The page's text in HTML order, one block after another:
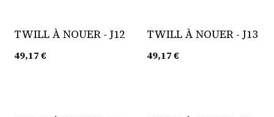
TWILL À NOUER - J12
49,17€
TWILL À NOUER - J13
49,17€